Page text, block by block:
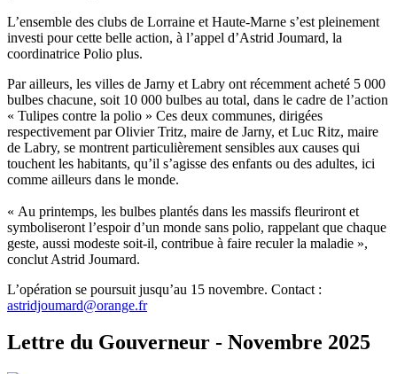
L’ensemble des clubs de Lorraine et Haute-Marne s’est pleinement
investi pour cette belle action, à l’appel d’Astrid Joumard, la
coordinatrice Polio plus.
Par ailleurs, les villes de Jarny et Labry ont récemment acheté 5 000
bulbes chacune, soit 10 000 bulbes au total, dans le cadre de l’action
« Tulipes contre la polio » Ces deux communes, dirigées
respectivement par Olivier Tritz, maire de Jarny, et Luc Ritz, maire
de Labry, se montrent particulièrement sensibles aux causes qui
touchent les habitants, qu’il s’agisse des enfants ou des adultes, ici
comme ailleurs dans le monde.
« Au printemps, les bulbes plantés dans les massifs fleuriront et
symboliseront l’espoir d’un monde sans polio, rappelant que chaque
geste, aussi modeste soit-il, contribue à faire reculer la maladie »,
conclut Astrid Joumard.
L’opération se poursuit jusqu’au 15 novembre. Contact :
astridjoumard@orange.fr
Lettre du Gouverneur - Novembre 2025